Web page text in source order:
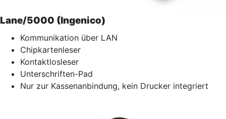
Lane/5000 (Ingenico)
Kommunikation über LAN
Chipkartenleser
Kontaktlosleser
Unterschriften-Pad
Nur zur Kassenanbindung, kein Drucker integriert